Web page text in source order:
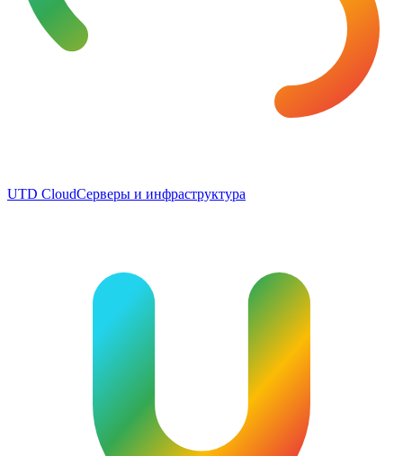
UTD CloudСерверы и инфраструктура